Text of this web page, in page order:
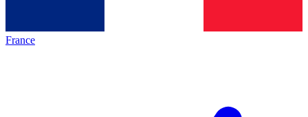
France